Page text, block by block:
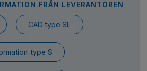
FRÅN LEVERANTÖREN
CAD type SL
type S